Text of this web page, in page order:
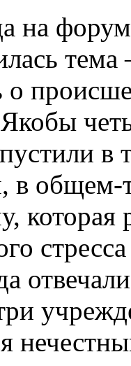
на
о
в
в общем­-
которая